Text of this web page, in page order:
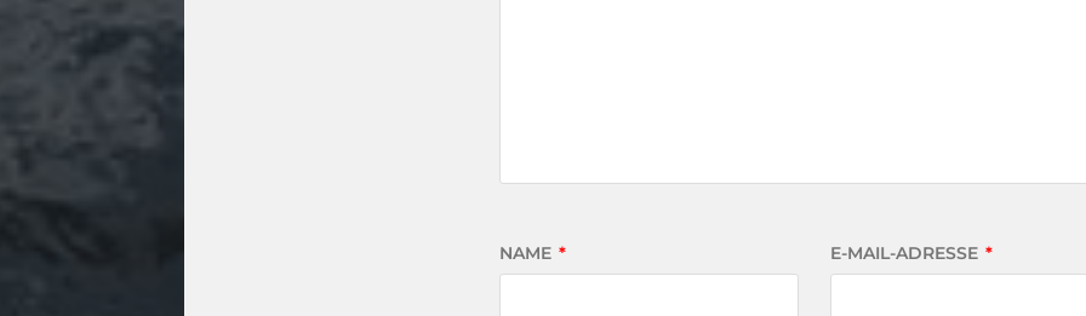
NAME * E-MAIL-ADRESSE *